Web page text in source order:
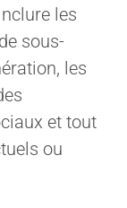
les
sous-
les
et tout
ou